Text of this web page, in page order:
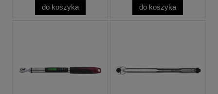
do koszyka do koszyka